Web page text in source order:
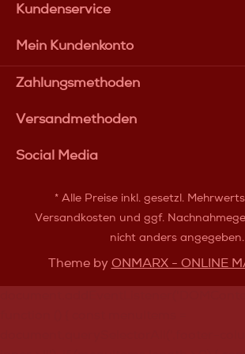
Kundenservice
Mein Kundenkonto
Zahlungsmethoden
Versandmethoden
Social Media
* Alle Preise inkl. gesetzl.
Versandkosten und ggf.
nicht anders angegeben.
Theme by ONMARX - ONLINE